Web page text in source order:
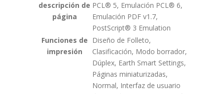
descripción de
página
PCL® 5, Emulación PCL® 6,
Emulación PDF v1.7,
PostScript® 3 Emulation
Funciones de
impresión
Diseño de Folleto,
Clasificación, Modo borrador,
Dúplex, Earth Smart Settings,
Páginas miniaturizadas,
Normal, Interfaz de usuario